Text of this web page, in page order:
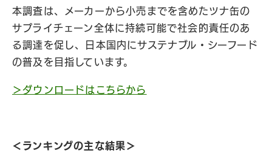
本調査は、メーカーから小売までを含めたツナ缶の
サプライチェーン全体に持続可能で社会的責任のあ
る調達を促し、日本国内にサステナブル・シーフード
の普及を目指しています。
＞ダウンロードはこちらから
＜ランキングの主な結果＞